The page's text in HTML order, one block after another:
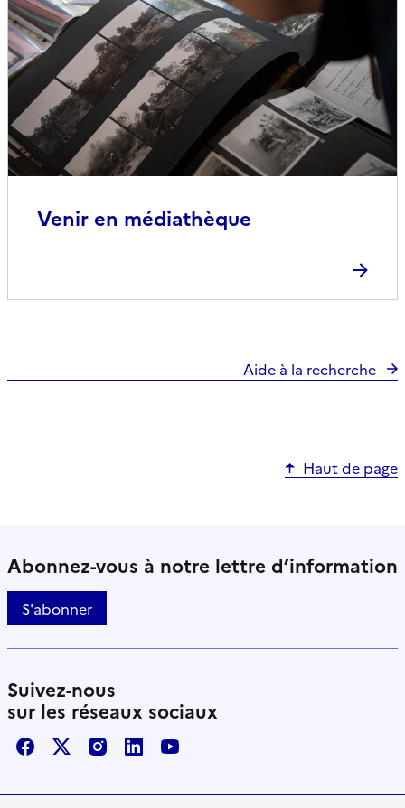
Venir en médiathèque
Aide à la recherche
Haut de page
Abonnez-vous à notre lettre d’information
S'abonner
Suivez-nous
sur les réseaux sociaux
FacebookX / TwitterInstagram
LinkedInYoutube